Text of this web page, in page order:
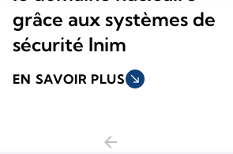
grâce aux systèmes de
sécurité Inim
EN SAVOIR PLUS south_east
arrow_back